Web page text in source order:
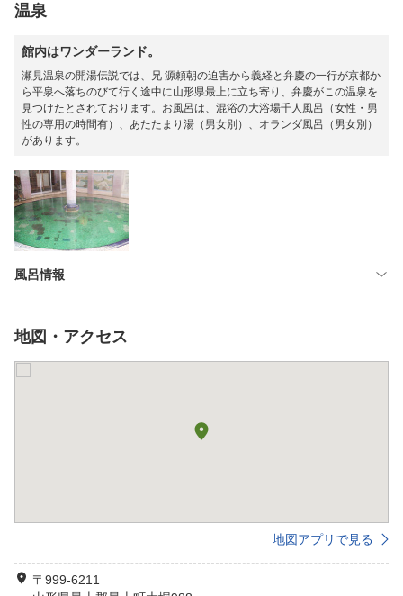
温泉
館内はワンダーランド。
瀬見温泉の開湯伝説では、兄 源頼朝の迫害から義経と弁慶の一行が京都か
ら平泉へ落ちのびて行く途中に山形県最上に立ち寄り、弁慶がこの温泉を
見つけたとされております。お風呂は、混浴の大浴場千人風呂（女性・男
性の専用の時間有）、あたたまり湯（男女別）、オランダ風呂（男女別）
があります。
風呂情報
地図・アクセス
地図アプリで見る
〒999-6211